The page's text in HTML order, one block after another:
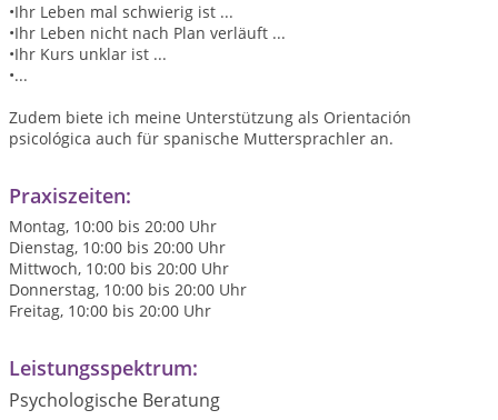
•Ihr Leben mal schwierig ist ...
•Ihr Leben nicht nach Plan verläuft ...
•Ihr Kurs unklar ist ...
•...
Zudem biete ich meine Unterstützung als Orientación
psicológica auch für spanische Muttersprachler an.
Praxiszeiten:
Montag, 10:00 bis 20:00 Uhr
Dienstag, 10:00 bis 20:00 Uhr
Mittwoch, 10:00 bis 20:00 Uhr
Donnerstag, 10:00 bis 20:00 Uhr
Freitag, 10:00 bis 20:00 Uhr
Leistungsspektrum:
Psychologische Beratung